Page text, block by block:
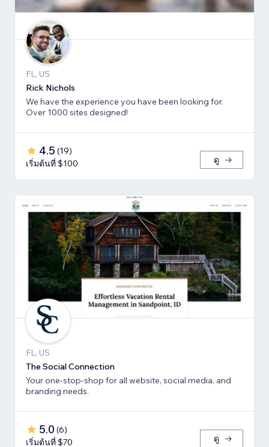
FL, US
Rick Nichols
We have the experience you have been looking for.
Over 1000 sites designed!
4.5 (19)
เริ่มต้นที่ $100
ดู
FL, US
The Social Connection
Your one-stop-shop for all website, social media, and
branding needs.
5.0 (6)
เริ่มต้นที่ $70
ดู